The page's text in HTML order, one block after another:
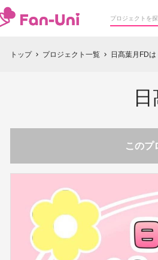
トップ chevron_right プロジェクト一覧 chevron_right 日髙葉月FD
このプ